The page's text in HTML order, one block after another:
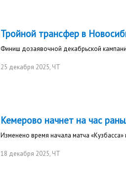
Тройной трансфер в
Финиш дозаявочной декабрьской
25 декабря 2025, ЧТ
Кемерово начнет на час
Изменено время начала матча
18 декабря 2025, ЧТ